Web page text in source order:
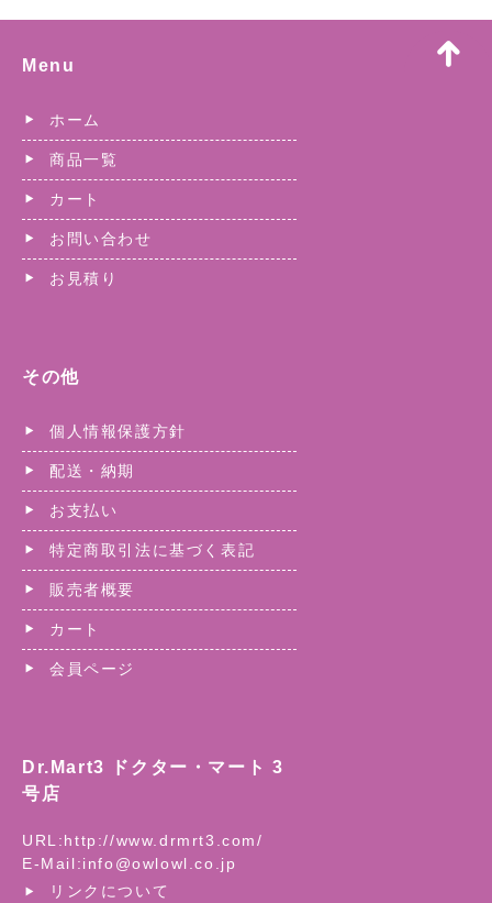
Menu
ホーム
商品一覧
カート
お問い合わせ
お見積り
その他
個人情報保護方針
配送・納期
お支払い
特定商取引法に基づく表記
販売者概要
カート
会員ページ
Dr.Mart3 ドクター・マート 3
号店
URL:http://www.drmrt3.com/
E-Mail:info@owlowl.co.jp
リンクについて